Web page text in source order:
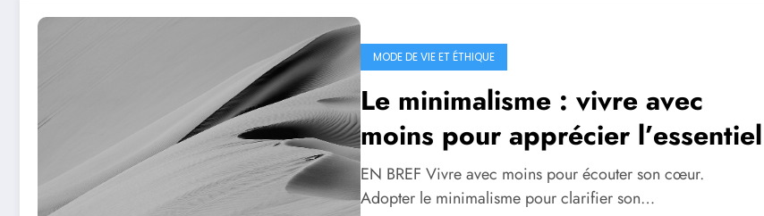
MODE DE VIE ET ÉTHIQUE
Le minimalisme : vivre avec
moins pour apprécier l’essentiel
EN BREF Vivre avec moins pour écouter son cœur.
Adopter le minimalisme pour clarifier son…